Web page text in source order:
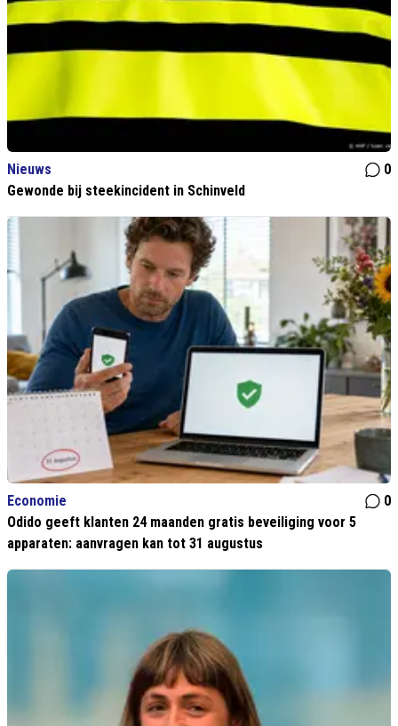
Nieuws
0
Gewonde bij steekincident in Schinveld
Economie
0
Odido geeft klanten 24 maanden gratis beveiliging voor 5
apparaten: aanvragen kan tot 31 augustus